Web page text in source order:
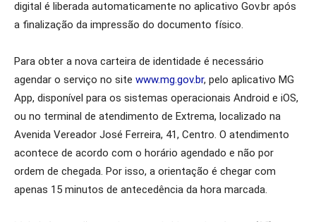
digital é liberada automaticamente no aplicativo Gov.br após
a finalização da impressão do documento físico.
Para obter a nova carteira de identidade é necessário
agendar o serviço no site www.mg.gov.br, pelo aplicativo MG
App, disponível para os sistemas operacionais Android e iOS,
ou no terminal de atendimento de Extrema, localizado na
Avenida Vereador José Ferreira, 41, Centro. O atendimento
acontece de acordo com o horário agendado e não por
ordem de chegada. Por isso, a orientação é chegar com
apenas 15 minutos de antecedência da hora marcada.